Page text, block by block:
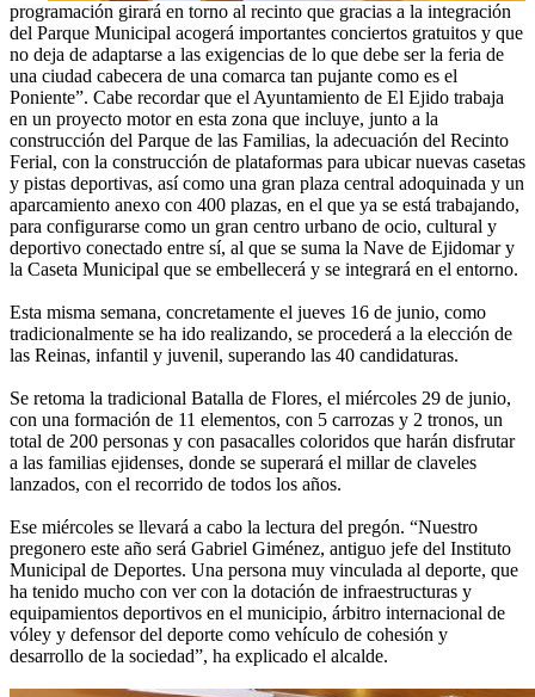
programación girará en torno al recinto que gracias a la integración
del Parque Municipal acogerá importantes conciertos gratuitos y que
no deja de adaptarse a las exigencias de lo que debe ser la feria de
una ciudad cabecera de una comarca tan pujante como es el
Poniente”. Cabe recordar que el Ayuntamiento de El Ejido trabaja
en un proyecto motor en esta zona que incluye, junto a la
construcción del Parque de las Familias, la adecuación del Recinto
Ferial, con la construcción de plataformas para ubicar nuevas casetas
y pistas deportivas, así como una gran plaza central adoquinada y un
aparcamiento anexo con 400 plazas, en el que ya se está trabajando,
para configurarse como un gran centro urbano de ocio, cultural y
deportivo conectado entre sí, al que se suma la Nave de Ejidomar y
la Caseta Municipal que se embellecerá y se integrará en el entorno.
Esta misma semana, concretamente el jueves 16 de junio, como
tradicionalmente se ha ido realizando, se procederá a la elección de
las Reinas, infantil y juvenil, superando las 40 candidaturas.
Se retoma la tradicional Batalla de Flores, el miércoles 29 de junio,
con una formación de 11 elementos, con 5 carrozas y 2 tronos, un
total de 200 personas y con pasacalles coloridos que harán disfrutar
a las familias ejidenses, donde se superará el millar de claveles
lanzados, con el recorrido de todos los años.
Ese miércoles se llevará a cabo la lectura del pregón. “Nuestro
pregonero este año será Gabriel Giménez, antiguo jefe del Instituto
Municipal de Deportes. Una persona muy vinculada al deporte, que
ha tenido mucho con ver con la dotación de infraestructuras y
equipamientos deportivos en el municipio, árbitro internacional de
vóley y defensor del deporte como vehículo de cohesión y
desarrollo de la sociedad”, ha explicado el alcalde.